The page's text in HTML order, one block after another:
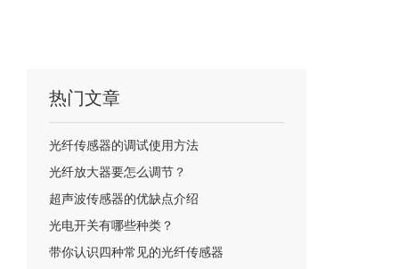
热门文章
光纤传感器的调试使用方法
光纤放大器要怎么调节？
超声波传感器的优缺点介绍
光电开关有哪些种类？
带你认识四种常见的光纤传感器